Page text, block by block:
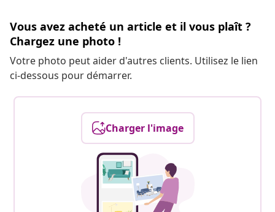
Vous avez acheté un article et il vous plaît ?
Chargez une photo !
Votre photo peut aider d'autres clients. Utilisez le lien
ci-dessous pour démarrer.
Charger l'image